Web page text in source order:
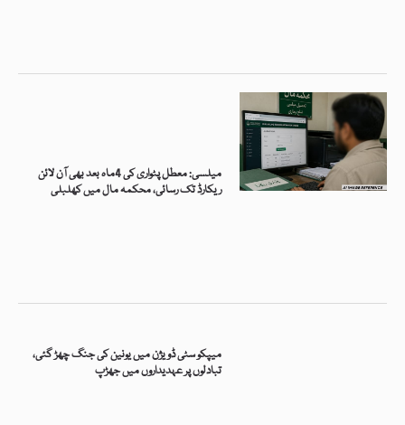
میلسی: معطل پٹواری کی 4ماہ بعد بھی آن لائن
ریکارڈ تک رسائی، محکمہ مال میں کھلبلی
میپکو سٹی ڈویژن میں یونین کی جنگ چھڑ گئی،
تبادلوں پر عہدیداروں میں جھڑپ